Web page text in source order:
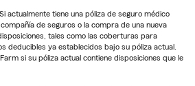
Si actualmente tiene una póliza de seguro médico
de seguros o la compra de una nueva
tales como las coberturas para
deducibles ya establecidos bajo su póliza actual.
si su póliza actual contiene disposiciones que le